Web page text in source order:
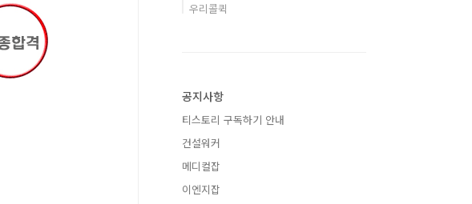
우리콜퀵
공지사항
티스토리 구독하기 안내
건설워커
메디컬잡
이엔지잡